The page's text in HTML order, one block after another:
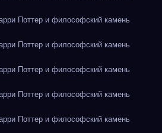
Поттер и философский камень
Поттер и философский камень
Поттер и философский камень
Поттер и философский камень
Поттер и философский камень